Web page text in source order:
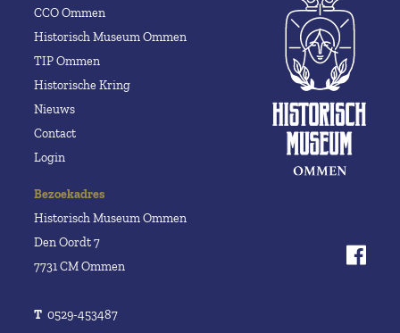
Bezoekadres
Historisch Museum Ommen
Den Oordt 7
7731 CM Ommen
T 0529-453487
CCO Ommen
Historisch Museum Ommen
TIP Ommen
Historische Kring
Nieuws
Contact
Login